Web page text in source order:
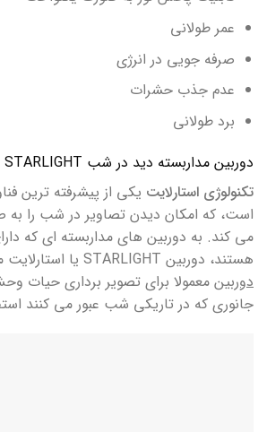
عمر طولانی
صرفه جویی در انرژی
عدم جذب حشرات
برد طولانی
دوربین مداربسته دید در شب STARLIGHT
تکنولوژی استارلایت یکی از پیشرفته ترین
است، که امکان دیدن تصاویر در شب را
می کند. به دوربین های مداربسته ای که
هستند، دوربین STARLIGHT یا استارلایت می گویند. از این نوع
دوربین معمولا برای تصویر برداری حیات
جانوری که در تاریکی شب عبور می کنند